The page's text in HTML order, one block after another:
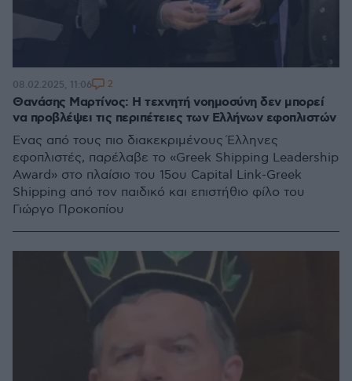
Θανάσης Μαρτίνος: Η τεχνητή νοημοσύνη δεν μπορεί
να προβλέψει τις περιπέτειες των Ελλήνων εφοπλιστών
Ένας από τους πιο διακεκριμένους Έλληνες
εφοπλιστές, παρέλαβε το «Greek Shipping Leadership
Award» στο πλαίσιο του 15ου Capital Link-Greek
Shipping από τον παιδικό και επιστήθιο φίλο του
Γιώργο Προκοπίου
08.02.2025, 11:06 2